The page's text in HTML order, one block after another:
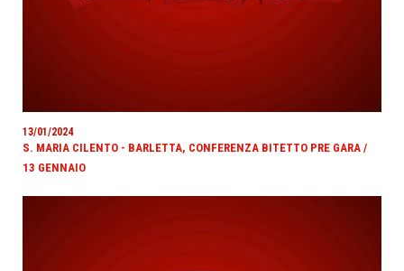
13/01/2024
S. MARIA CILENTO - BARLETTA, CONFERENZA BITETTO PRE GARA /
13 GENNAIO